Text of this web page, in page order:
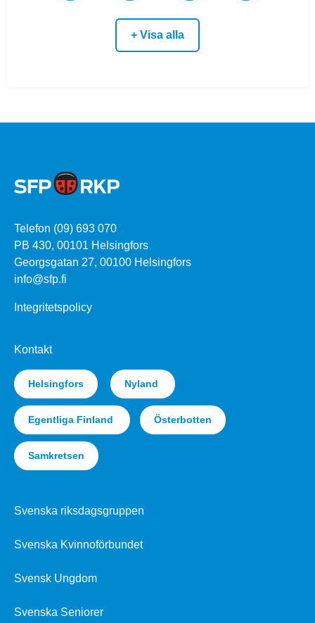
+ Visa alla
Telefon (09) 693 070
PB 430, 00101 Helsingfors
Georgsgatan 27, 00100 Helsingfors
info@sfp.fi
Integritetspolicy
Kontakt
Helsingfors Nyland
Egentliga Finland Österbotten
Samkretsen
Svenska riksdagsgruppen
Svenska Kvinnoförbundet
Svensk Ungdom
Svenska Seniorer